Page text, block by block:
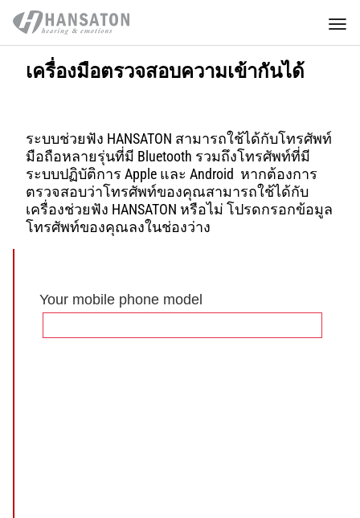
เครื่องมือตรวจสอบความเข้ากันได้
ระบบช่วยฟัง HANSATON สามารถใช้ได้กับโทรศัพท์
มือถือหลายรุ่นที่มี Bluetooth รวมถึงโทรศัพท์ที่มี
ระบบปฏิบัติการ Apple และ Android หากต้องการ
ตรวจสอบว่าโทรศัพท์ของคุณสามารถใช้ได้กับ
เครื่องช่วยฟัง HANSATON หรือไม่ โปรดกรอกข้อมูล
โทรศัพท์ของคุณลงในช่องว่าง